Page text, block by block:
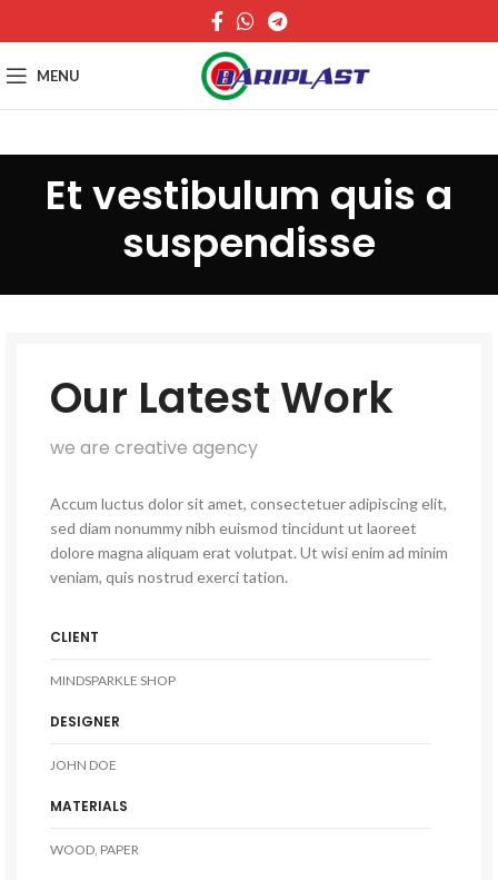
MENU
Et vestibulum quis a
suspendisse
Our Latest Work
we are creative agency
Accum luctus dolor sit amet, consectetuer adipiscing elit,
sed diam nonummy nibh euismod tincidunt ut laoreet
dolore magna aliquam erat volutpat. Ut wisi enim ad minim
veniam, quis nostrud exerci tation.
CLIENT
MINDSPARKLE SHOP
DESIGNER
JOHN DOE
MATERIALS
WOOD, PAPER